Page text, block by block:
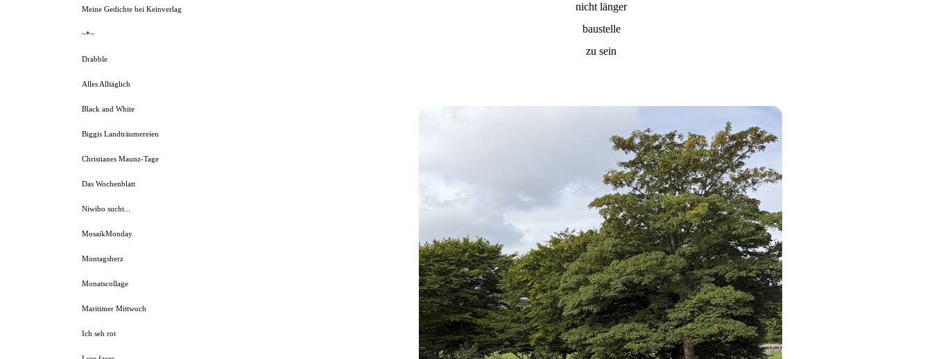
nicht länger
baustelle
zu sein
Meine Gedichte bei Keinverlag
~*~
Drabble
Alles Alltäglich
Black and White
Biggis Landträumereien
Christianes Maunz-Tage
Das Wochenblatt
Niwibo sucht...
MosaikMonday
Montagsherz
Monatscollage
Maritimer Mittwoch
Ich seh rot